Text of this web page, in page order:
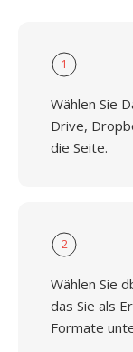
1
Wählen Sie
Drive,
die Seite.
2
Wählen Sie
das Sie als
Formate